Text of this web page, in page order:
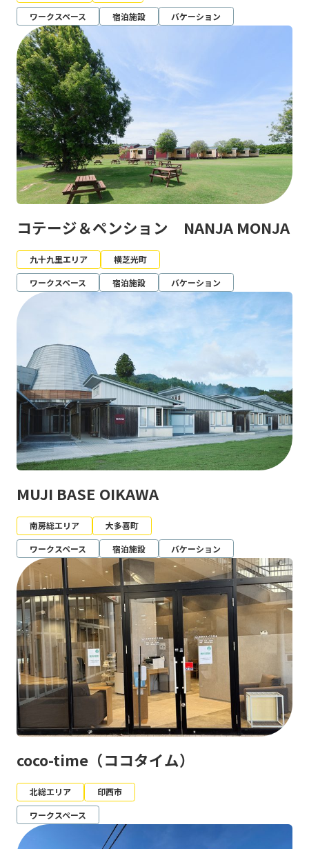
ワークスペース
宿泊施設 バケーション
コテージ＆ペンション NANJA MONJA
九十九里エリア
横芝光町
ワークスペース
宿泊施設 バケーション
MUJI BASE OIKAWA
南房総エリア
大多喜町
ワークスペース
宿泊施設 バケーション
coco-time（ココタイム）
北総エリア
印西市
ワークスペース